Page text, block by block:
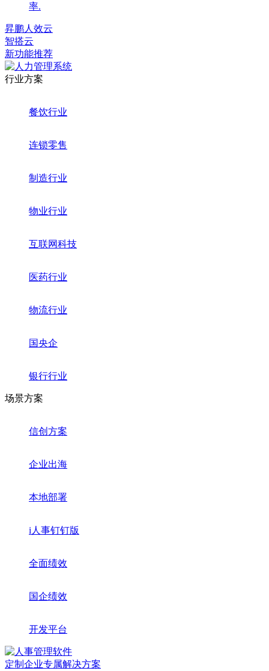
率.
昇鹏人效云
智搭云
新功能推荐
行业方案
餐饮行业
连锁零售
制造行业
物业行业
互联网科技
医药行业
物流行业
国央企
银行行业
场景方案
信创方案
企业出海
本地部署
i人事钉钉版
全面绩效
国企绩效
开发平台
定制企业专属解决方案